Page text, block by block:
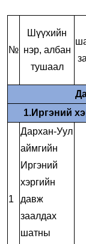
№
Шүүхийн
нэр, албан
тушаал
1.Иргэний
1
Дархан-Уул
аймгийн
Иргэний
хэргийн
давж
заалдах
шатны